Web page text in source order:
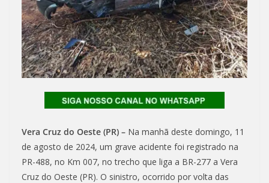
Vera Cruz do Oeste (PR) – Na manhã deste domingo, 11
de agosto de 2024, um grave acidente foi registrado na
PR-488, no Km 007, no trecho que liga a BR-277 a Vera
Cruz do Oeste (PR). O sinistro, ocorrido por volta das